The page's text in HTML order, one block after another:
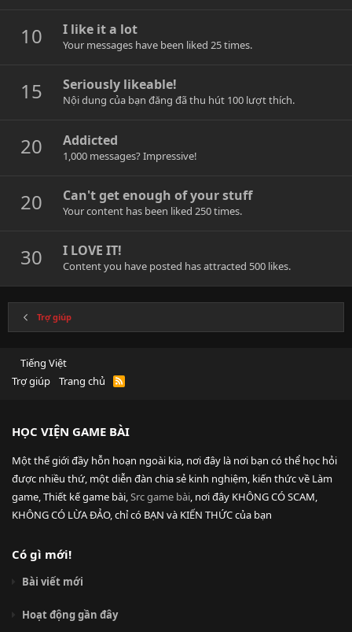
10 I like it a lot
Your messages have been liked 25 times.
15 Seriously likeable!
Nội dung của bạn đăng đã thu hút 100 lượt thích.
20 Addicted
1,000 messages? Impressive!
20 Can't get enough of your stuff
Your content has been liked 250 times.
30 I LOVE IT!
Content you have posted has attracted 500 likes.
Trợ giúp
Tiếng Việt
Trợ giúp
Trang chủ
R
HỌC VIỆN GAME BÀI
Một thế giới đầy hỗn hoạn ngoài kia, nơi đây là nơi bạn có thể học hỏi
được nhiều thứ, một diễn đàn chia sẻ kinh nghiệm, kiến thức về Làm
game, Thiết kế game bài,Src game bài, nơi đây KHÔNG CÓ SCAM,
KHÔNG CÓ LỪA ĐẢO, chỉ có BẠN và KIẾN THỨC của bạn
Có gì mới!
Bài viết mới
Hoạt động gần đây